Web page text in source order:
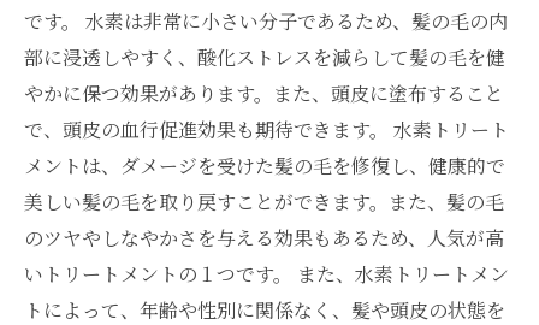
です。 水素は非常に小さい分子であるため、髪の毛の内
部に浸透しやすく、酸化ストレスを減らして髪の毛を健
やかに保つ効果があります。また、頭皮に塗布すること
で、頭皮の血行促進効果も期待できます。 水素トリート
メントは、ダメージを受けた髪の毛を修復し、健康的で
美しい髪の毛を取り戻すことができます。また、髪の毛
のツヤやしなやかさを与える効果もあるため、人気が高
いトリートメントの１つです。 また、水素トリートメン
トによって、年齢や性別に関係なく、髪や頭皮の状態を